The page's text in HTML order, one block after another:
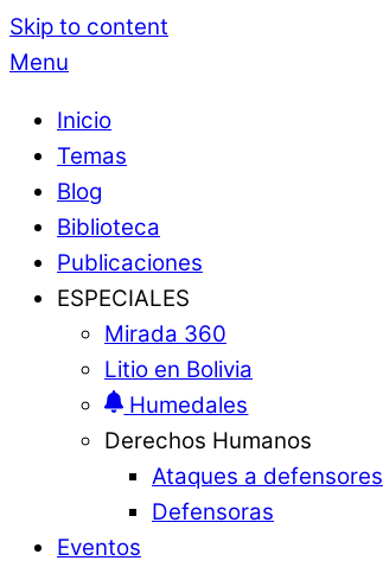
Skip to content
Menu
Inicio
Temas
Blog
Biblioteca
Publicaciones
ESPECIALES
Mirada 360
Litio en Bolivia
Humedales
Derechos Humanos
Ataques a defensores
Defensoras
Eventos